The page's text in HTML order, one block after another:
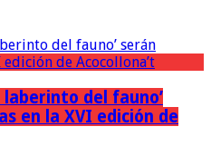
laberinto del fauno’
en la XVI edición de